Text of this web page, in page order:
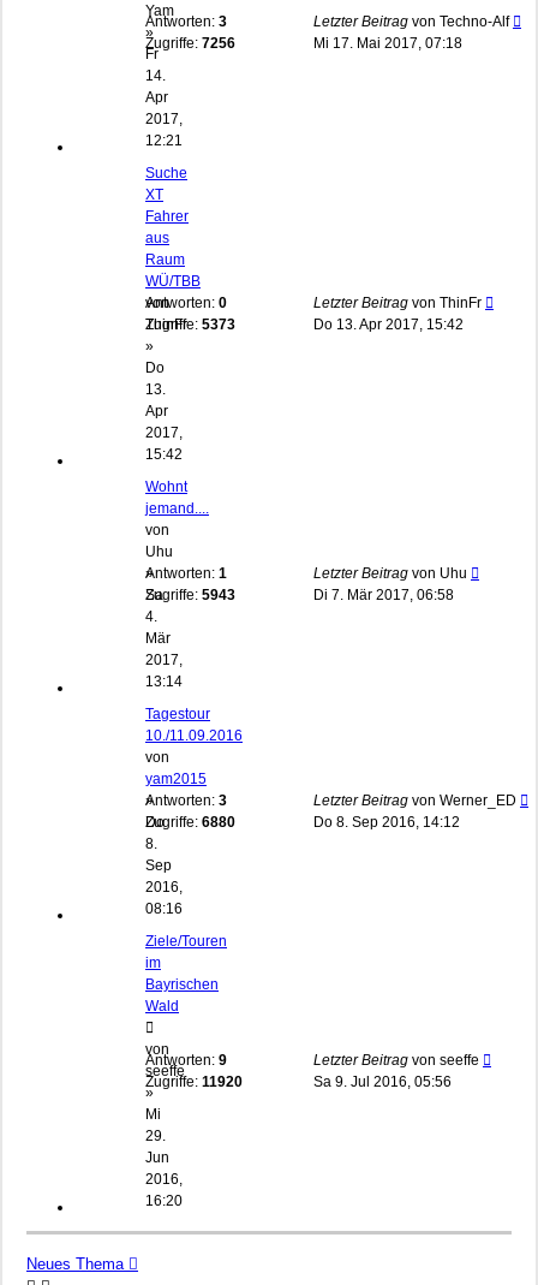
Yam
»
Fr
14.
Apr
2017,
12:21
Antworten: 3
Zugriffe: 7256
Letzter Beitrag von Techno-Alf
Mi 17. Mai 2017, 07:18
Suche
XT
Fahrer
aus
Raum
WÜ/TBB
von
ThinFr
»
Do
13.
Apr
2017,
15:42
Antworten: 0
Zugriffe: 5373
Letzter Beitrag von ThinFr
Do 13. Apr 2017, 15:42
Wohnt
jemand....
von
Uhu
»
Sa
4.
Mär
2017,
13:14
Antworten: 1
Zugriffe: 5943
Letzter Beitrag von Uhu
Di 7. Mär 2017, 06:58
Tagestour
10./11.09.2016
von
yam2015
»
Do
8.
Sep
2016,
08:16
Antworten: 3
Zugriffe: 6880
Letzter Beitrag von Werner_ED
Do 8. Sep 2016, 14:12
Ziele/Touren
im
Bayrischen
Wald
von
seeffe
»
Mi
29.
Jun
2016,
16:20
Antworten: 9
Zugriffe: 11920
Letzter Beitrag von seeffe
Sa 9. Jul 2016, 05:56
Neues Thema